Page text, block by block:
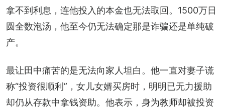
拿不到利息，连他投入的本金也无法取回。1500万日
圆全数泡汤，他至今仍无法确定那是诈骗还是单纯破
产。
最让田中痛苦的是无法向家人坦白。他一直对妻子谎
称“投资很顺利”，女儿女婿买房时，明明已无力援助
却仍从存款中拿钱资助。他表示，身为教师却被投资